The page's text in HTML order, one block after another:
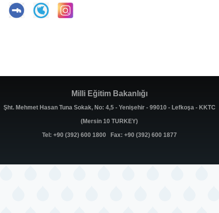
Milli Eğitim Bakanlığı
Şht. Mehmet Hasan Tuna Sokak, No: 4,5 - Yenişehir - 99010 - Lefkoşa - KKTC
(Mersin 10 TURKEY)
Tel: +90 (392) 600 1800 Fax: +90 (392) 600 1877